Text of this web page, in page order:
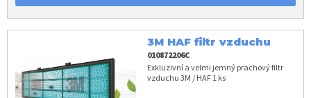
3M HAF filtr vzduchu
010872206C
Exkluzivní a velmi jemný prachový filtr
vzduchu 3M / HAF 1 ks